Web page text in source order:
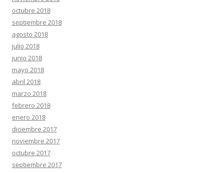
octubre 2018
septiembre 2018
agosto 2018
julio 2018
junio 2018
mayo 2018
abril 2018
marzo 2018
febrero 2018
enero 2018
diciembre 2017
noviembre 2017
octubre 2017
septiembre 2017